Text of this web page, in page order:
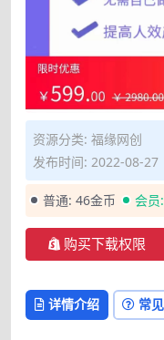
资源分类: 福缘网创
发布时间: 2022-08-27
普通: 46金币 会员:
购买下载权限
详情介绍 常